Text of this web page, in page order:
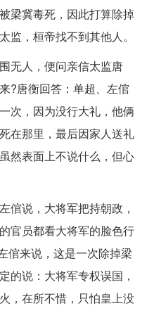
梁冀毒死，因此打算除掉
监，桓帝找不到其他人。
无人，便问亲信太监唐
?唐衡回答：单超、左倌
次，因为没行大礼，他俩
在那里，最后因家人送礼
然表面上不说什么，但心
倌说，大将军把持朝政，
官员都看大将军的脸色行
倌来说，这是一次除掉梁
的说：大将军专权误国，
，在所不惜，只怕皇上没